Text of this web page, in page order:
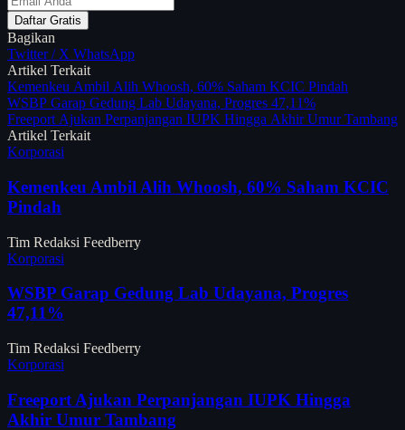
Daftar Gratis
Bagikan
Twitter / X WhatsApp
Artikel Terkait
Kemenkeu Ambil Alih Whoosh, 60% Saham KCIC Pindah
WSBP Garap Gedung Lab Udayana, Progres 47,11%
Freeport Ajukan Perpanjangan IUPK Hingga Akhir Umur Tambang
Artikel Terkait
Korporasi
Kemenkeu Ambil Alih Whoosh, 60% Saham KCIC
Pindah
Tim Redaksi Feedberry
Korporasi
WSBP Garap Gedung Lab Udayana, Progres
47,11%
Tim Redaksi Feedberry
Korporasi
Freeport Ajukan Perpanjangan IUPK Hingga
Akhir Umur Tambang